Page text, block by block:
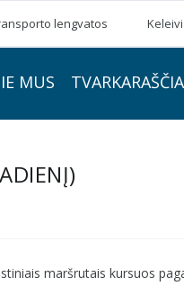
lengvatos
MUS
maršrutais kursuos